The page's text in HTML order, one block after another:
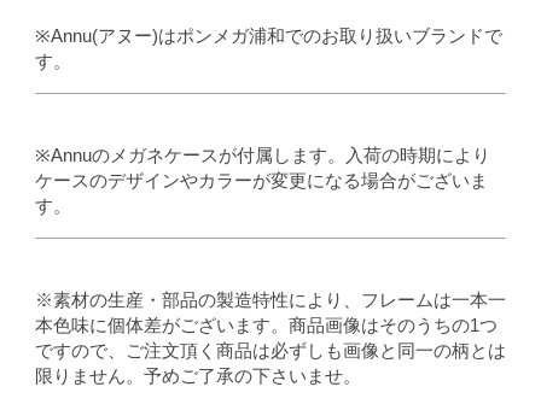
※Annu(アヌー)はポンメガ浦和でのお取り扱いブランドで
す。
※Annuのメガネケースが付属します。入荷の時期により
ケースのデザインやカラーが変更になる場合がございま
す。
※素材の生産・部品の製造特性により、フレームは一本一
本色味に個体差がございます。商品画像はそのうちの1つ
ですので、ご注文頂く商品は必ずしも画像と同一の柄とは
限りません。予めご了承の下さいませ。